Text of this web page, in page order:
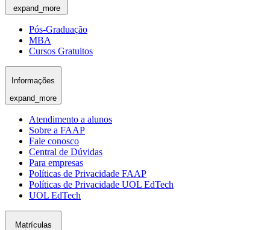
expand_more
Pós-Graduação
MBA
Cursos Gratuitos
Informações
expand_more
Atendimento a alunos
Sobre a FAAP
Fale conosco
Central de Dúvidas
Para empresas
Políticas de Privacidade FAAP
Políticas de Privacidade UOL EdTech
UOL EdTech
Matrículas